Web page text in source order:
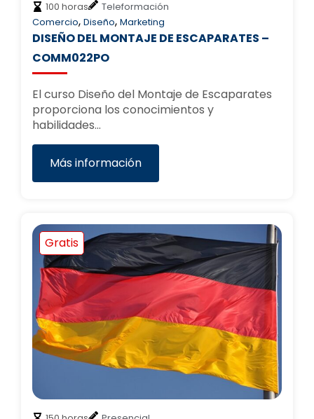
100 horas
Teleformación
Comercio, Diseño, Marketing
DISEÑO DEL MONTAJE DE ESCAPARATES –
COMM022PO
El curso Diseño del Montaje de Escaparates
proporciona los conocimientos y
habilidades…
Más información
Gratis